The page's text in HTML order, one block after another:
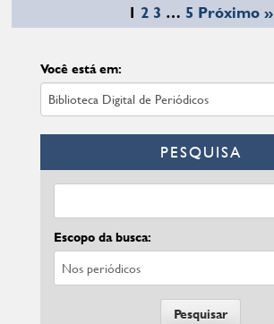
1 2 3 … 5 Próximo »
Você está em:
PESQUISA
Escopo da busca: